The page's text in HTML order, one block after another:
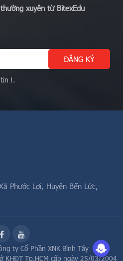
xuyên từ BitexEdu
!.
Phước Lợi, Huyện Bến Lức,
ty Cổ Phần XNK Bình Tây
KHĐT Tp.HCM cấp ngày 25/03/2004